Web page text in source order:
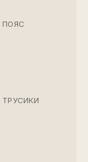
ПОЯС
ТРУСИКИ